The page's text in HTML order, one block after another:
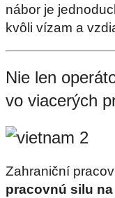
nábor je
kvôli vízam a
Nie len
vo viacerých
Zahraniční
pracovnú silu